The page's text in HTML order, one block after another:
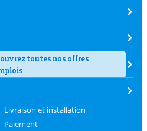
toutes nos offres
Livraison et installation
Paiement